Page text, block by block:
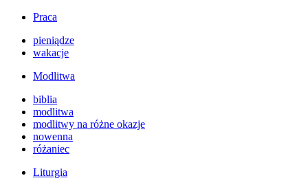
Praca
pieniądze
wakacje
Modlitwa
biblia
modlitwa
modlitwy na różne okazje
nowenna
różaniec
Liturgia